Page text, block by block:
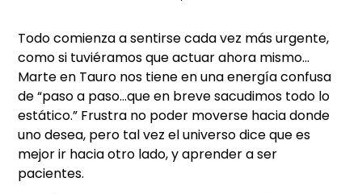
Todo comienza a sentirse cada vez más urgente,
como si tuviéramos que actuar ahora mismo…
Marte en Tauro nos tiene en una energía confusa
de “paso a paso…que en breve sacudimos todo lo
estático.” Frustra no poder moverse hacia donde
uno desea, pero tal vez el universo dice que es
mejor ir hacia otro lado, y aprender a ser
pacientes.